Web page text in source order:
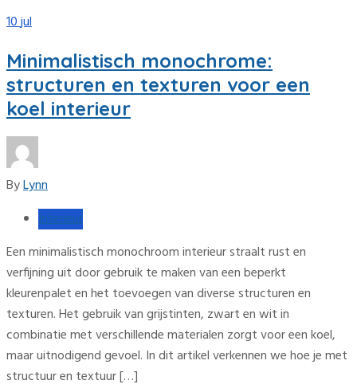
10jul
Minimalistisch monochrome:
structuren en texturen voor een
koel interieur
ByLynn
Interieur
Een minimalistisch monochroom interieur straalt rust en
verfijning uit door gebruik te maken van een beperkt
kleurenpalet en het toevoegen van diverse structuren en
texturen. Het gebruik van grijstinten, zwart en wit in
combinatie met verschillende materialen zorgt voor een koel,
maar uitnodigend gevoel. In dit artikel verkennen we hoe je met
structuur en textuur […]